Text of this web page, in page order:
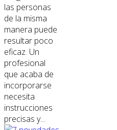
las personas
de la misma
manera puede
resultar poco
eficaz. Un
profesional
que acaba de
incorporarse
necesita
instrucciones
precisas y...